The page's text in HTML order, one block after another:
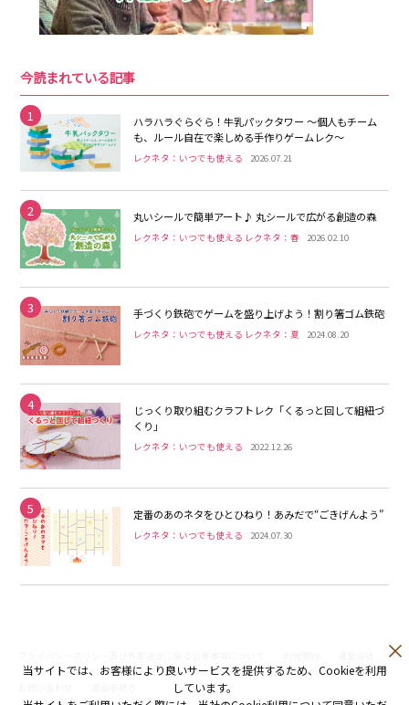
今読まれている記事
1
ハラハラぐらぐら！牛乳パックタワー 〜個人もチーム
も、ルール自在で楽しめる手作りゲームレク〜
レクネタ：いつでも使える 2026.07.21
2 丸いシールで簡単アート♪ 丸シールで広がる創造の森
レクネタ：いつでも使える レクネタ：春 2026.02.10
3 手づくり鉄砲でゲームを盛り上げよう！割り箸ゴム鉄砲
レクネタ：いつでも使える レクネタ：夏 2024.08.20
4
じっくり取り組むクラフトレク「くるっと回して組紐づ
くり」
レクネタ：いつでも使える 2022.12.26
5 定番のあのネタをひとひねり！あみだで“ごきげんよう”
レクネタ：いつでも使える 2024.07.30
当サイトでは、お客様により良いサービスを提供するため、Cookieを利用
しています。